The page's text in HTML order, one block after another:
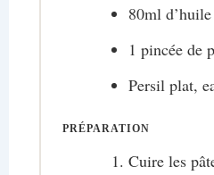
80ml
1 pincée de
Persil plat,
PRÉPARATION
Cuire les